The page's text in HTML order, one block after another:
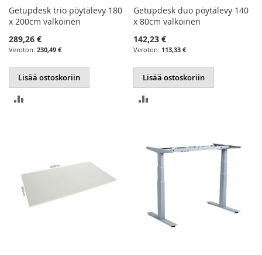
Getupdesk trio pöytälevy 180
x 200cm valkoinen
289,26 €
230,49 €
Lisää ostoskoriin
Getupdesk duo pöytälevy 140
x 80cm valkoinen
142,23 €
113,33 €
Lisää ostoskoriin